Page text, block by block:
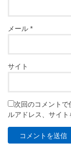
メール*
サイト
次回のコメント
ルアドレス、サイト